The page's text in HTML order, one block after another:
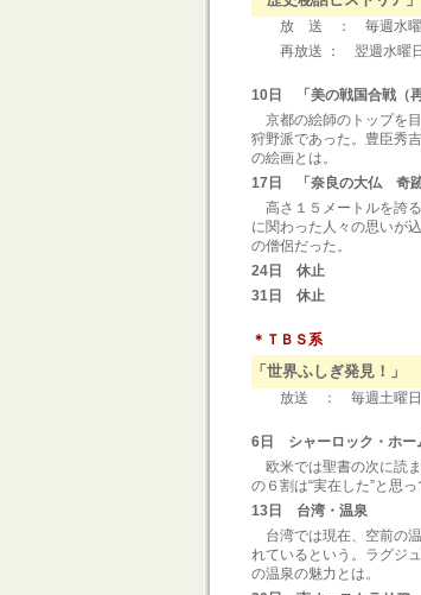
放 送 ： 毎週水曜日
再放送 ： 翌週水
10日 「美の戦国合戦（
京都の絵師のトップを
狩野派であった。豊臣秀
の絵画とは。
17日 「奈良の大仏 奇跡
高さ１５メートルを誇
に関わった人々の思いが
の僧侶だった。
24日 休止
31日 休止
＊ＴＢＳ系
「世界ふしぎ発見！」
放送 ： 毎週土曜日
6日 シャーロック・ホー
欧米では聖書の次に読
の６割は“実在した”と思
13日 台湾・温泉
台湾では現在、空前の
れているという。ラグジ
の温泉の魅力とは。